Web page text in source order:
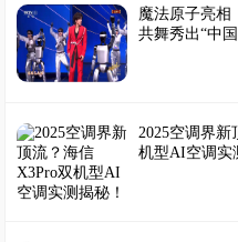
魔法原子亮相
共舞秀出“中
2025空调界新
机型AI空调实